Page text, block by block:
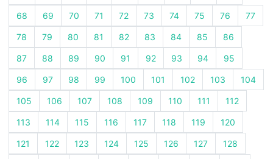
68 69 70 71 72 73 74 75 76 77
78 79 80 81 82 83 84 85 86
87 88 89 90 91 92 93 94 95
96 97 98 99 100 101 102 103 104
105 106 107 108 109 110 111 112
113 114 115 116 117 118 119 120
121 122 123 124 125 126 127 128